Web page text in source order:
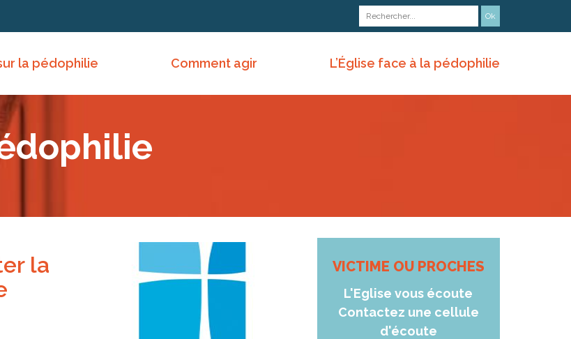
la pédophilie Comment agir L’Église face à la pédophilie
la
VICTIME OU PROCHES
L'Eglise vous écoute
Contactez une cellule
d'écoute